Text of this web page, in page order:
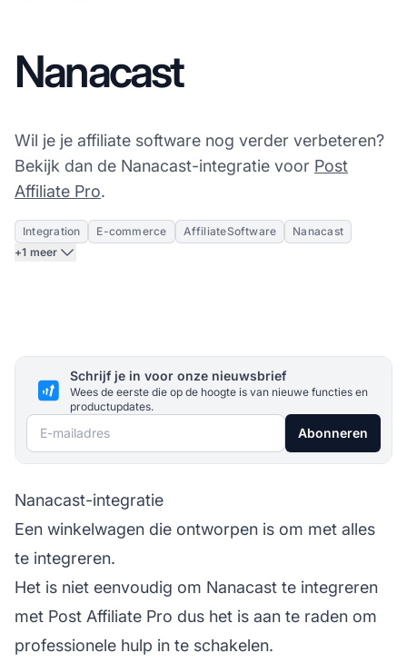
Nanacast
Wil je je affiliate software nog verder verbeteren?
Bekijk dan de Nanacast-integratie voor Post
Affiliate Pro.
Integration E-commerce AffiliateSoftware
Nanacast
+1 meer
Schrijf je in voor onze nieuwsbrief
Wees de eerste die op de hoogte is van nieuwe functies en
productupdates.
E-mailadres Abonneren
Nanacast-integratie
Een winkelwagen die ontworpen is om met alles
te integreren.
Het is niet eenvoudig om Nanacast te integreren
met Post Affiliate Pro dus het is aan te raden om
professionele hulp in te schakelen.